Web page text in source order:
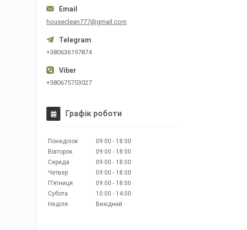
houseclean777@gmail.com
+380636197874
+380675753027
Графік роботи
Понеділок 09:00
18:00
Вівторок
09:00
18:00
Середа
09:00
18:00
Четвер
09:00
18:00
Пʼятниця
09:00
18:00
Субота
10:00
14:00
Неділя
Вихідний